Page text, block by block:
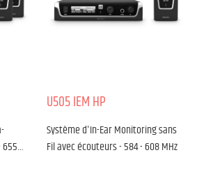
655…
U505 IEM HP
Système d'In-Ear Monitoring sans
Fil avec écouteurs - 584 - 608 MHz